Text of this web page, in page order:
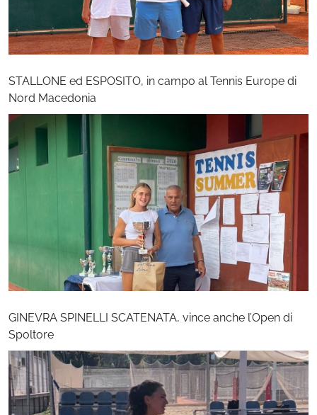
STALLONE ed ESPOSITO, in campo al Tennis Europe di
Nord Macedonia
GINEVRA SPINELLI SCATENATA, vince anche l’Open di
Spoltore